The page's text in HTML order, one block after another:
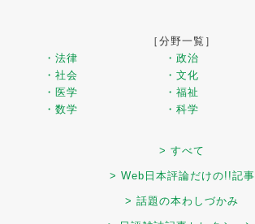
［分野一覧］
・法律
・政治
・社会
・文化
・医学
・福祉
・数学
・科学
> すべて
> Web日本評論だけの!!記事
> 話題の本わしづかみ